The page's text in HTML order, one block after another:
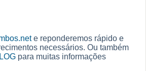
e reponderemos rápido e
necessários. Ou também
para muitas informações